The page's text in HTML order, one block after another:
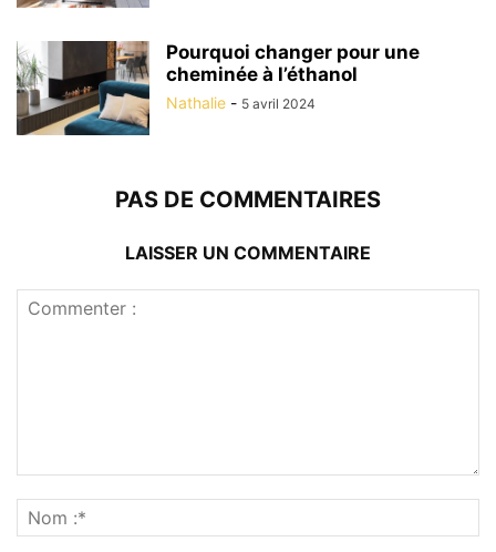
Pourquoi changer pour une
cheminée à l’éthanol
Nathalie - 5 avril 2024
PAS DE COMMENTAIRES
LAISSER UN COMMENTAIRE